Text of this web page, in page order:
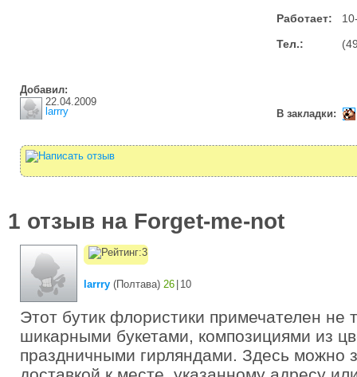
Работает:
Тел.:
Добавил:
22.04.2009
larrry
В закладки:
1 отзыв на Forget-me-not
larrry (Полтава) 26 10
Этот бутик флористики примечателен не
шикарными букетами, композициями из
праздничными гирляндами. Здесь можно